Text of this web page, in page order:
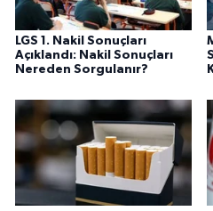
LGS 1. Nakil Sonuçları
Açıklandı: Nakil Sonuçları
Nereden Sorgulanır?